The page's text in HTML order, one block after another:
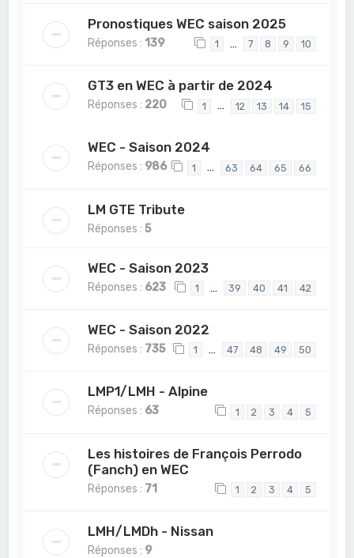
Pronostiques WEC saison 2025
Réponses : 139 1 … 7 8 9 10
GT3 en WEC à partir de 2024
Réponses : 220 1 … 12 13 14 15
WEC - Saison 2024
Réponses : 986 1 … 63 64 65 66
LM GTE Tribute
Réponses :5
WEC - Saison 2023
Réponses : 623 1 … 39 40 41 42
WEC - Saison 2022
Réponses : 735 1 … 47 48 49 50
LMP1/LMH - Alpine
Réponses : 63 1 2 3 4 5
Les histoires de François Perrodo
(Fanch) en WEC
Réponses : 71 1 2 3 4 5
LMH/LMDh - Nissan
Réponses : 9